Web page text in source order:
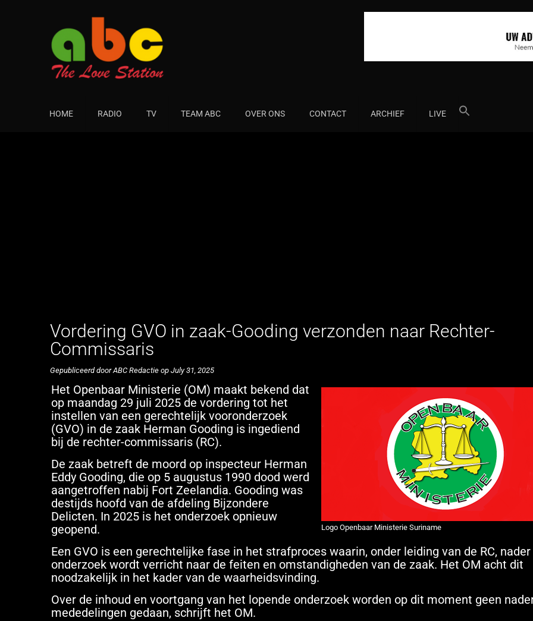
HOME RADIO TV TEAM ABC OVER ONS CONTACT ARCHIEF LIVE
Search
for:
Vordering GVO in zaak-Gooding verzonden naar Rechter-
Commissaris
Gepubliceerd door ABC Redactie op July 31, 2025
Logo Openbaar Ministerie Suriname
Het Openbaar Ministerie (OM) maakt bekend dat
op maandag 29 juli 2025 de vordering tot het
instellen van een gerechtelijk vooronderzoek
(GVO) in de zaak Herman Gooding is ingediend
bij de rechter-commissaris (RC).
De zaak betreft de moord op inspecteur Herman
Eddy Gooding, die op 5 augustus 1990 dood werd
aangetroffen nabij Fort Zeelandia. Gooding was
destijds hoofd van de afdeling Bijzondere
Delicten. In 2025 is het onderzoek opnieuw
geopend.
Een GVO is een gerechtelijke fase in het strafproces waarin, onder leiding van de RC, nader
onderzoek wordt verricht naar de feiten en omstandigheden van de zaak. Het OM acht dit
noodzakelijk in het kader van de waarheidsvinding.
Over de inhoud en voortgang van het lopende onderzoek worden op dit moment geen
mededelingen gedaan, schrijft het OM.